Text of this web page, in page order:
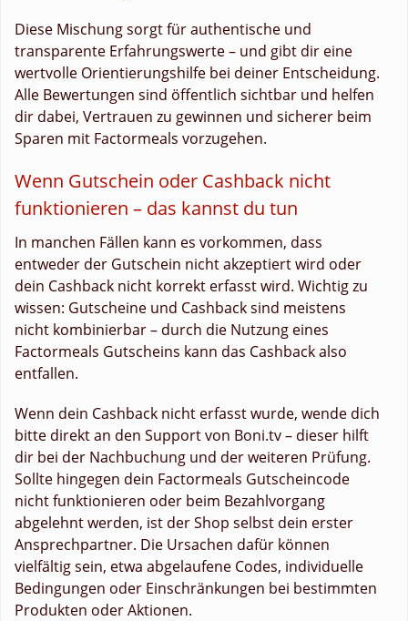
Diese Mischung sorgt für authentische und
transparente Erfahrungswerte – und gibt dir eine
wertvolle Orientierungshilfe bei deiner Entscheidung.
Alle Bewertungen sind öffentlich sichtbar und helfen
dir dabei, Vertrauen zu gewinnen und sicherer beim
Sparen mit Factormeals vorzugehen.
Wenn Gutschein oder Cashback nicht
funktionieren – das kannst du tun
In manchen Fällen kann es vorkommen, dass
entweder der Gutschein nicht akzeptiert wird oder
dein Cashback nicht korrekt erfasst wird. Wichtig zu
wissen: Gutscheine und Cashback sind meistens
nicht kombinierbar – durch die Nutzung eines
Factormeals Gutscheins kann das Cashback also
entfallen.
Wenn dein Cashback nicht erfasst wurde, wende dich
bitte direkt an den Support von Boni.tv – dieser hilft
dir bei der Nachbuchung und der weiteren Prüfung.
Sollte hingegen dein Factormeals Gutscheincode
nicht funktionieren oder beim Bezahlvorgang
abgelehnt werden, ist der Shop selbst dein erster
Ansprechpartner. Die Ursachen dafür können
vielfältig sein, etwa abgelaufene Codes, individuelle
Bedingungen oder Einschränkungen bei bestimmten
Produkten oder Aktionen.